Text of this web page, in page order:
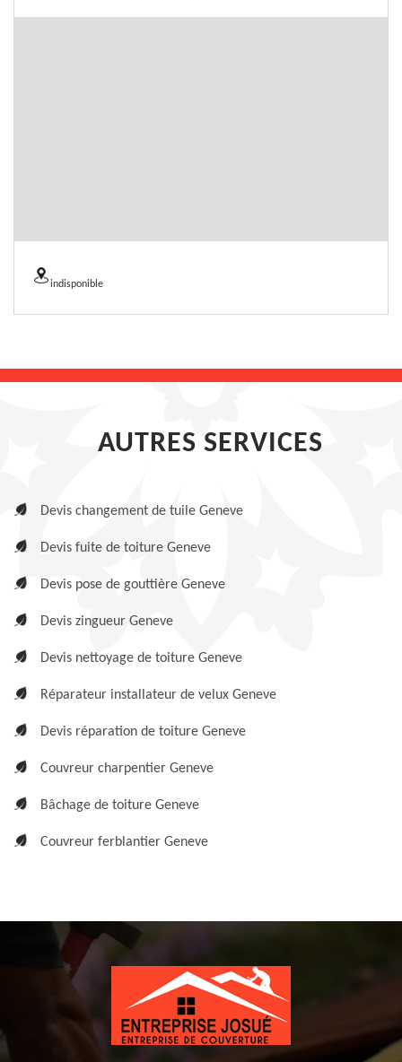
indisponible
AUTRES SERVICES
Devis changement de tuile Geneve
Devis fuite de toiture Geneve
Devis pose de gouttière Geneve
Devis zingueur Geneve
Devis nettoyage de toiture Geneve
Réparateur installateur de velux Geneve
Devis réparation de toiture Geneve
Couvreur charpentier Geneve
Bâchage de toiture Geneve
Couvreur ferblantier Geneve